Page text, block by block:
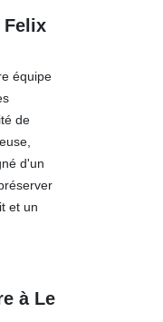
Felix
équipe
de
d'un
et un
à Le